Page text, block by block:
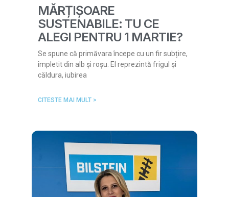
MĂRȚIȘOARE
SUSTENABILE: TU CE
ALEGI PENTRU 1 MARTIE?
Se spune că primăvara începe cu un fir subțire,
împletit din alb și roșu. El reprezintă frigul și
căldura, iubirea
CITESTE MAI MULT >